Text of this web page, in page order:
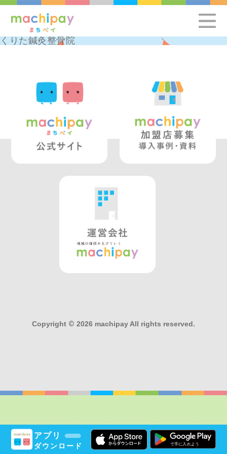
アプリ
ダウンロード
くりた鍼灸整骨院
Copyright © 2026 machipay All rights reserved.